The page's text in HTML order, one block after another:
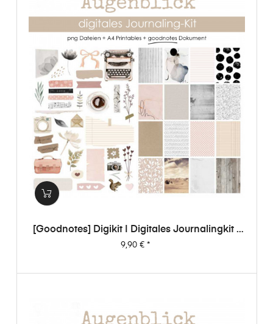
[Goodnotes] Digikit | Digitales Journalingkit -
Augenblick
Preis
9,90 €*